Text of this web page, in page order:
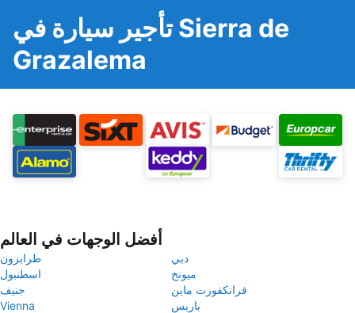
تأجير سيارة في Sierra de
Grazalema
أفضل الوجهات في العالم
طرابزون
دبي
اسطنبول
ميونخ
جنيف
فرانكفورت ماين
Vienna
باريس